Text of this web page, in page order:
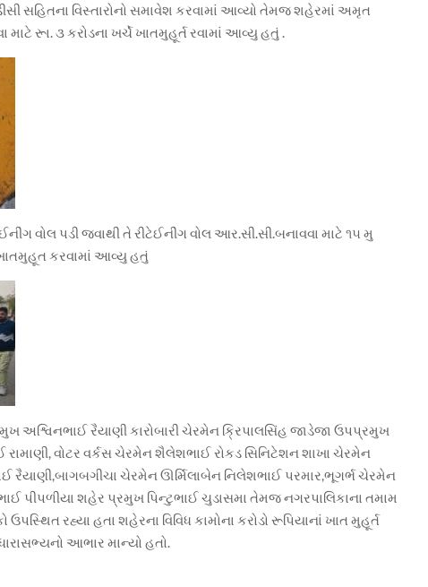
સહિતના વિસ્તારોનો સમાવેશ કરવામાં આવ્યો તેમજ શહેરમાં અમૃત
રૂા. ૩ કરોડના ખર્ચે ખાતમુહૂર્ત રવામાં આવ્યુ હતું .
વોલ પડી જવાથી તે રીટેઈનીંગ વોલ આર.સી.સી.બનાવવા માટે ૧૫ મુ
કરવામાં આવ્યુ હતું
અશ્વિનભાઈ રૈયાણી કારોબારી ચેરમેન ક્રિપાલસિંહ જાડેજા ઉપપ્રમુખ
વોટર વર્કસ ચેરમેન શૈલેશભાઈ રોકડ સિનિટેશન શાખા ચેરમેન
રૈયાણી,બાગબગીચા ચેરમેન ઊર્મિલાબેન નિલેશભાઈ પરમાર,ભૂગર્ભ ચેરમેન
પીપળીયા શહેર પ્રમુખ પિન્ટુભાઈ ચુડાસમા તેમજ નગરપાલિકાના તમામ
રહ્યા હતા શહેરના વિવિધ કામોના કરોડો રૂપિયાનાં ખાત મુહૂર્ત
આભાર માન્યો હતો.